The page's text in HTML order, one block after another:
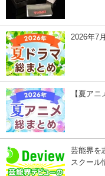
2026年7
【夏ア
芸能界を
スクール